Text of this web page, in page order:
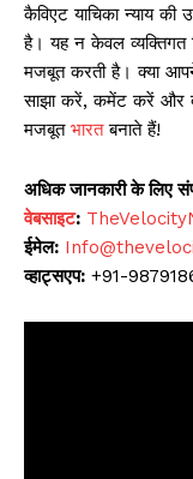
कैविएट याचिका न्याय
है। यह न केवल व्यक्तिगत
मजबूत करती है। क्या
साझा करें, कमेंट करें और
मजबूत भारतबनाते हैं!
अधिक जानकारी के लिए
वेबसाइट:
ईमेल:
व्हाट्सएप: +91-